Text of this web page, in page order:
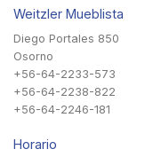
Weitzler Mueblista
Diego Portales 850
Osorno
+56-64-2233-573
+56-64-2238-822
+56-64-2246-181
Horario